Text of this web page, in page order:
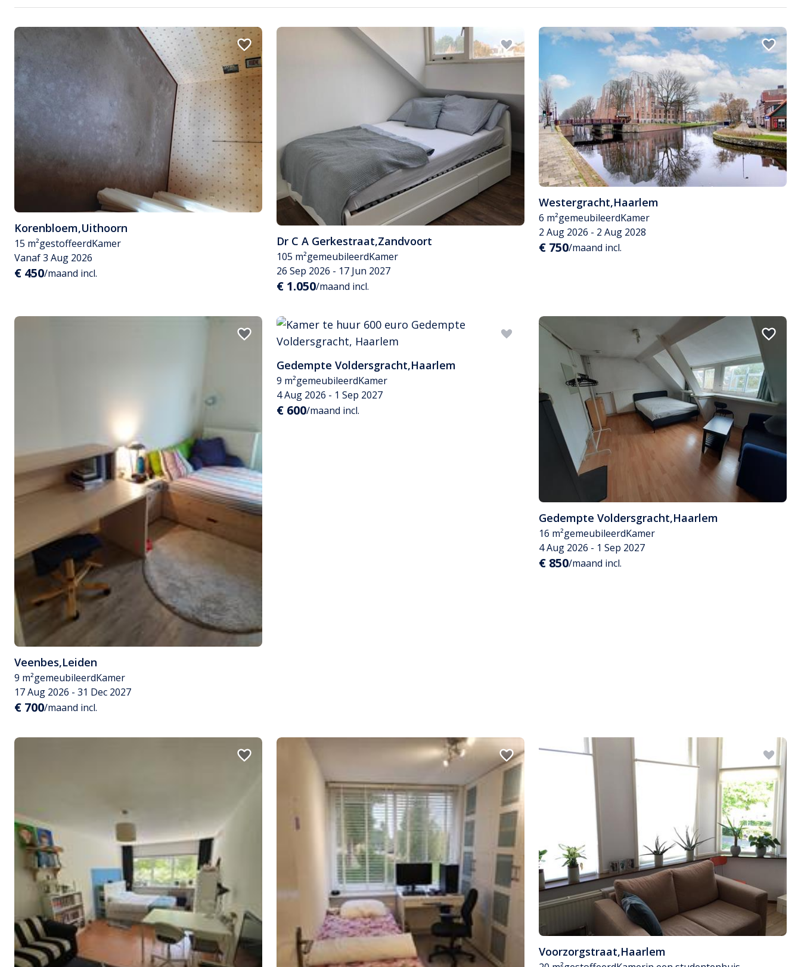
Korenbloem,Uithoorn
15 m²gestoffeerdKamer
Vanaf 3 Aug 2026
€ 450/maand incl.
Dr C A Gerkestraat,Zandvoort
105 m²gemeubileerdKamer
26 Sep 2026 - 17 Jun 2027
€ 1.050/maand incl.
Westergracht,Haarlem
6 m²gemeubileerdKamer
2 Aug 2026 - 2 Aug 2028
€ 750/maand incl.
Veenbes,Leiden
9 m²gemeubileerdKamer
17 Aug 2026 - 31 Dec 2027
€ 700/maand incl.
Gedempte Voldersgracht,Haarlem
9 m²gemeubileerdKamer
4 Aug 2026 - 1 Sep 2027
€ 600/maand incl.
Gedempte Voldersgracht,Haarlem
16 m²gemeubileerdKamer
4 Aug 2026 - 1 Sep 2027
€ 850/maand incl.
Voorzorgstraat,Haarlem